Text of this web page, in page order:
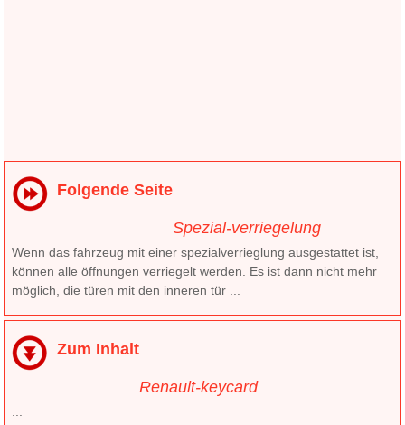
Folgende Seite
Spezial-verriegelung
Wenn das fahrzeug mit einer spezialverrieglung ausgestattet ist,
können alle öffnungen verriegelt werden. Es ist dann nicht mehr
möglich, die türen mit den inneren tür ...
Zum Inhalt
Renault-keycard